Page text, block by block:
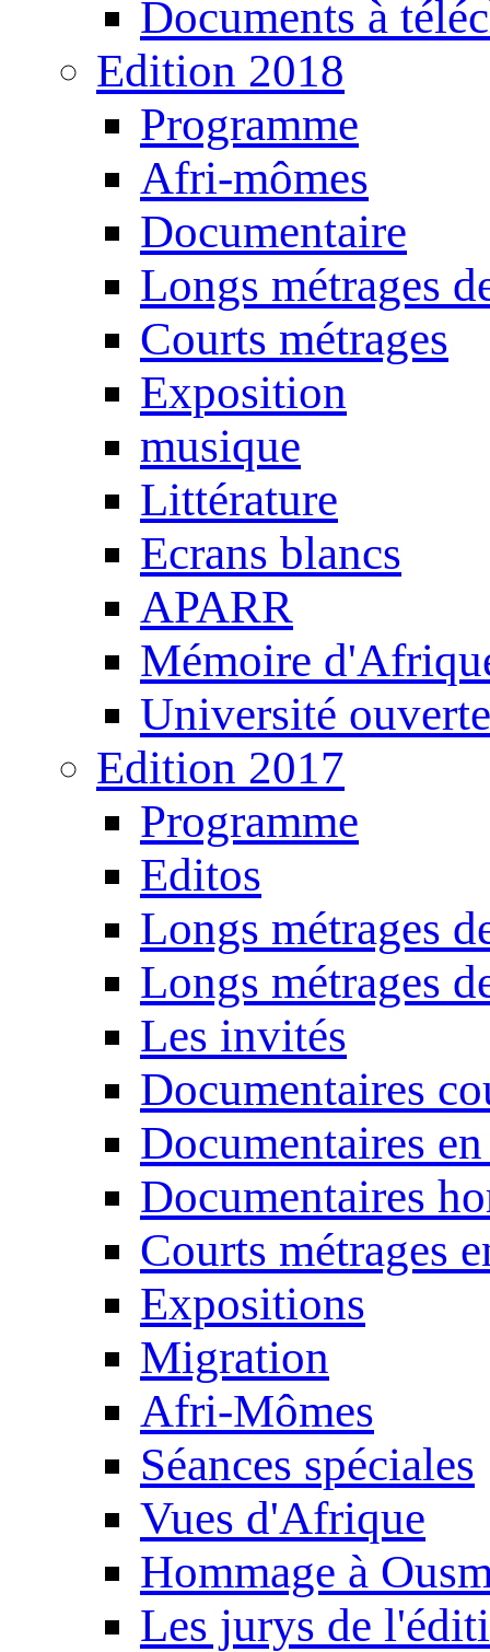
Documents à
Edition 2018
Programme
Afri-mômes
Documentaire
Longs métrages
Courts métrages
Exposition
musique
Littérature
Ecrans blancs
APARR
Mémoire
Université ouverte
Edition 2017
Programme
Editos
Longs métrages
Longs métrages
Les invités
Documentaires
Documentaires
Documentaires
Courts métrages
Expositions
Migration
Afri-Mômes
Séances spéciales
Vues d'Afrique
Hommage à
Les jurys de